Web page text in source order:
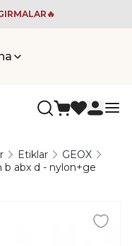
Etiklar
GEOX
b abx d - nylon+ge